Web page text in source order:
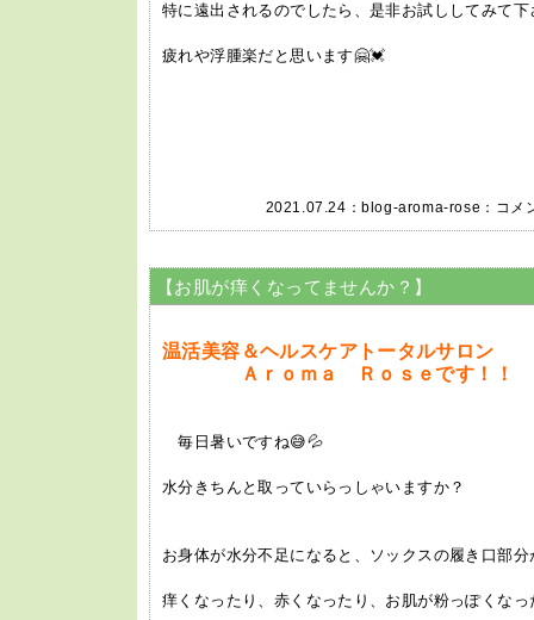
特に遠出されるのでしたら、是非お試ししてみて下
疲れや浮腫楽だと思います🤗💓
2021.07.24： blog-aroma-rose ： コメ
【お肌が痒くなってませんか？】
温活美容＆ヘルスケアトータルサロン
Ａｒｏｍａ Ｒｏｓｅです！！
毎日暑いですね😅💦
水分きちんと取っていらっしゃいますか？
お身体が水分不足になると、ソックスの履き口部分
痒くなったり、赤くなったり、お肌が粉っぽくなっ